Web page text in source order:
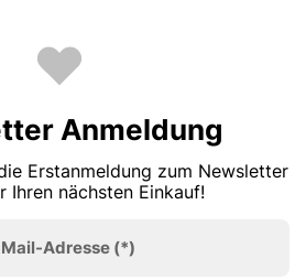
Anmeldung
Erstanmeldung zum Newsletter
Ihren nächsten Einkauf!
Adresse (*)